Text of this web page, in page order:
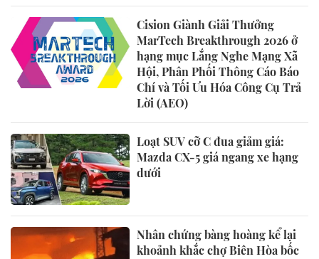
Cision Giành Giải Thưởng
MarTech Breakthrough 2026 ở
hạng mục Lắng Nghe Mạng Xã
Hội, Phân Phối Thông Cáo Báo
Chí và Tối Ưu Hóa Công Cụ Trả
Lời (AEO)
Loạt SUV cỡ C đua giảm giá:
Mazda CX-5 giá ngang xe hạng
dưới
Nhân chứng bàng hoàng kể lại
khoảnh khắc chợ Biên Hòa bốc